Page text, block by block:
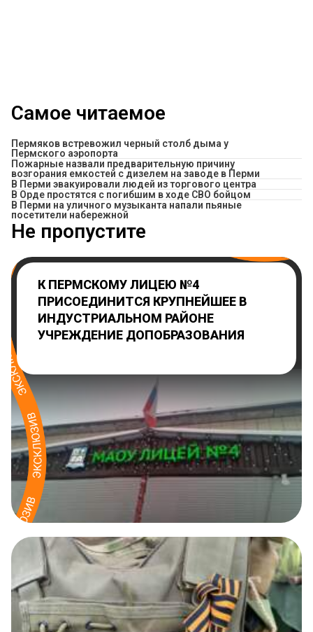
Самое читаемое
Пермяков встревожил черный столб дыма у
Пермского аэропорта
Пожарные назвали предварительную причину
возгорания емкостей с дизелем на заводе в Перми
В Перми эвакуировали людей из торгового центра
В Орде простятся с погибшим в ходе СВО бойцом
В Перми на уличного музыканта напали пьяные
посетители набережной
Не пропустите
К ПЕРМСКОМУ ЛИЦЕЮ №4
ПРИСОЕДИНИТСЯ КРУПНЕЙШЕЕ В
ИНДУСТРИАЛЬНОМ РАЙОНЕ
УЧРЕЖДЕНИЕ ДОПОБРАЗОВАНИЯ